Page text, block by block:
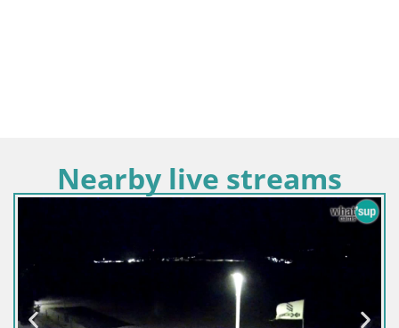
Nearby live streams
Kamera uživo Dubrovnik – Placa / Štradun